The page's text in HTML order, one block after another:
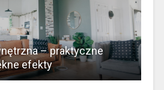
– praktyczne
efekty